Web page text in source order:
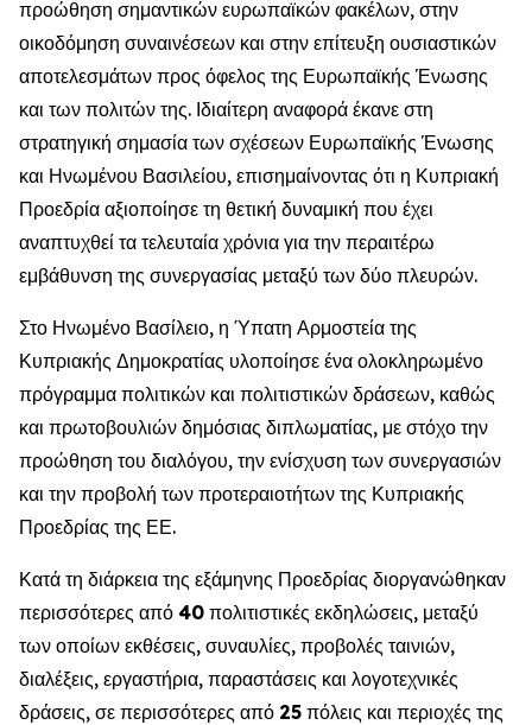
προώθηση σημαντικών ευρωπαϊκών φακέλων, στην
οικοδόμηση συναινέσεων και στην επίτευξη ουσιαστικών
αποτελεσμάτων προς όφελος της Ευρωπαϊκής Ένωσης
και των πολιτών της. Ιδιαίτερη αναφορά έκανε στη
στρατηγική σημασία των σχέσεων Ευρωπαϊκής Ένωσης
και Ηνωμένου Βασιλείου, επισημαίνοντας ότι η Κυπριακή
Προεδρία αξιοποίησε τη θετική δυναμική που έχει
αναπτυχθεί τα τελευταία χρόνια για την περαιτέρω
εμβάθυνση της συνεργασίας μεταξύ των δύο πλευρών.
Στο Ηνωμένο Βασίλειο, η Ύπατη Αρμοστεία της
Κυπριακής Δημοκρατίας υλοποίησε ένα ολοκληρωμένο
πρόγραμμα πολιτικών και πολιτιστικών δράσεων, καθώς
και πρωτοβουλιών δημόσιας διπλωματίας, με στόχο την
προώθηση του διαλόγου, την ενίσχυση των συνεργασιών
και την προβολή των προτεραιοτήτων της Κυπριακής
Προεδρίας της ΕΕ.
Κατά τη διάρκεια της εξάμηνης Προεδρίας διοργανώθηκαν
περισσότερες από 40 πολιτιστικές εκδηλώσεις, μεταξύ
των οποίων εκθέσεις, συναυλίες, προβολές ταινιών,
διαλέξεις, εργαστήρια, παραστάσεις και λογοτεχνικές
δράσεις, σε περισσότερες από 25 πόλεις και περιοχές της